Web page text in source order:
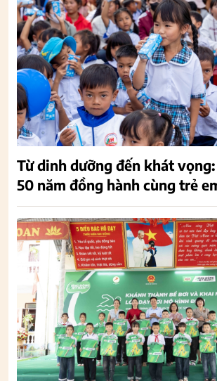
Từ dinh dưỡng đến khát
50 năm đồng hành cùng trẻ